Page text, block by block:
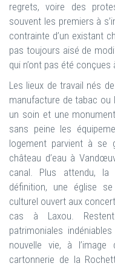
regrets, voire des
souvent les premiers à
contrainte d’un existant
pas toujours aisé de
qui n’ont pas été
Les lieux de travail nés
manufacture de tabac ou
un soin et une
sans peine les
logement parvient à se
château d’eau à
canal. Plus attendu, la
définition, une église
culturel ouvert aux
cas à Laxou.
patrimoniales
nouvelle vie, à l’image
cartonnerie de la